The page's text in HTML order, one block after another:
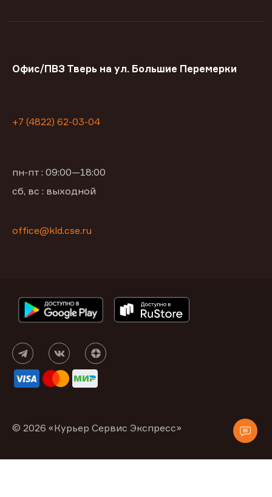
Офис/ПВЗ Тверь на ул. Большие Перемерки
+7 (4822) 62-03-04
пн-пт : 09:00—18:00
сб, вс : выходной
office@kld.cse.ru
© 2026 «Курьер Сервис Экспресс»